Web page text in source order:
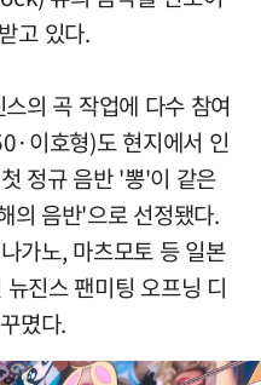
고 있다.
의 곡 작업에 다수 참여
이호형)도 현지에서 인
정규 음반 '뽕'이 같은
의 음반'으로 선정됐다.
가노, 마츠모토 등 일본
진스 팬미팅 오프닝 디
몄다.